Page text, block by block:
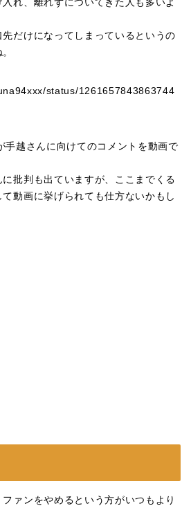
れ、離れずについてきた人も多いよ
だけになってしまっているというの
status/1261657843863744
手越さんに向けてのコメントを動画で
批判も出ていますが、ここまでくる
動画に挙げられても仕方ないかもし
ァンをやめるという方がいつもより